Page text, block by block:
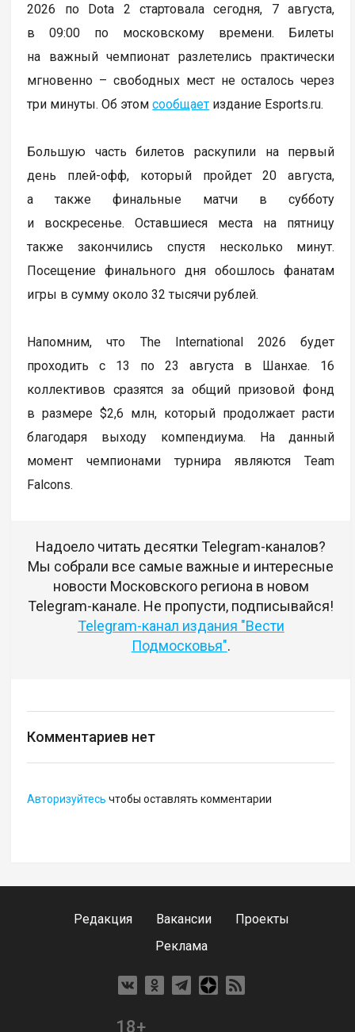
2026 по Dota 2 стартовала сегодня, 7 августа,
в 09:00 по московскому времени. Билеты
на важный чемпионат разлетелись практически
мгновенно – свободных мест не осталось через
три минуты. Об этомсообщает издание Esports.ru.
Большую часть билетов раскупили на первый
день плей-офф, который пройдет 20 августа,
а также финальные матчи в субботу
и воскресенье. Оставшиеся места на пятницу
также закончились спустя несколько минут.
Посещение финального дня обошлось фанатам
игры в сумму около 32 тысячи рублей.
Напомним, что The International 2026 будет
проходить с 13 по 23 августа в Шанхае. 16
коллективов сразятся за общий призовой фонд
в размере $2,6 млн, который продолжает расти
благодаря выходу компендиума. На данный
момент чемпионами турнира являются Team
Falcons.
Надоело читать десятки Telegram-каналов?
Мы собрали все самые важные и интересные
новости Московского региона в новом
Telegram-канале. Не пропусти, подписывайся!
Telegram-канал издания "Вести
Подмосковья".
Комментариев нет
Авторизуйтесь чтобы оставлять комментарии
Редакция Вакансии
Проекты
Реклама
18+